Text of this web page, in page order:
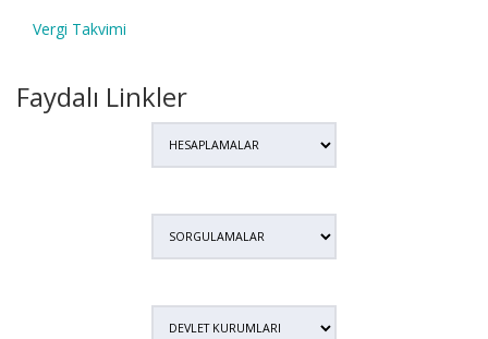
Vergi Takvimi
Faydalı Linkler